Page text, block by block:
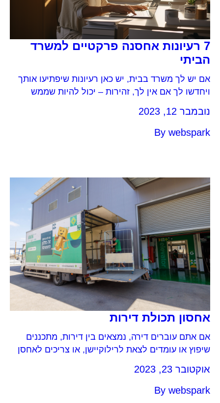
7 רעיונות אחסנה פרקטיים למשרד
הביתי
אם יש לך משרד בבית, יש כאן רעיונות שיפתיעו אותך
ויחדשו לך אם אין לך, זהירות – יכול להיות שממש
נובמבר 12, 2023
By webspark
אחסון תכולת דירות
אם אתם עוברים דירה, נמצאים בין דירות, מתכננים
שיפוץ או עומדים לצאת לרילוקיישן, או צריכים לאחסן
מחסן לאחסון תכולת דירה יכול להוות פתרון מצויין
עבורכם. במאמר שלפניכם ריכזנו מספר עצות שימושיות
אוקטובר 23, 2023
By webspark